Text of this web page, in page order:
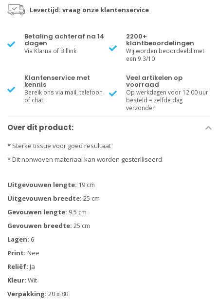
Levertijd: vraag onze klantenservice
Betaling achteraf na 14
dagen
Via Klarna of Billink
2200+
klantbeoordelingen
Wij worden beoordeeld met
een 9.3/10
Klantenservice met
kennis
Bereik ons via mail, telefoon
of chat
Veel artikelen op
voorraad
Op werkdagen voor 12.00 uur
besteld = zelfde dag
verzonden
Over dit product:
* Sterke tissue voor goed resultaat
* Dit nonwoven materiaal kan worden gesteriliseerd
Uitgevouwen lengte: 19 cm
Uitgevouwen breedte: 25 cm
Gevouwen lengte: 9.5 cm
Gevouwen breedte: 25 cm
Lagen: 6
Print: Nee
Reliëf: Ja
Kleur: Wit
Verpakking: 20 x 80